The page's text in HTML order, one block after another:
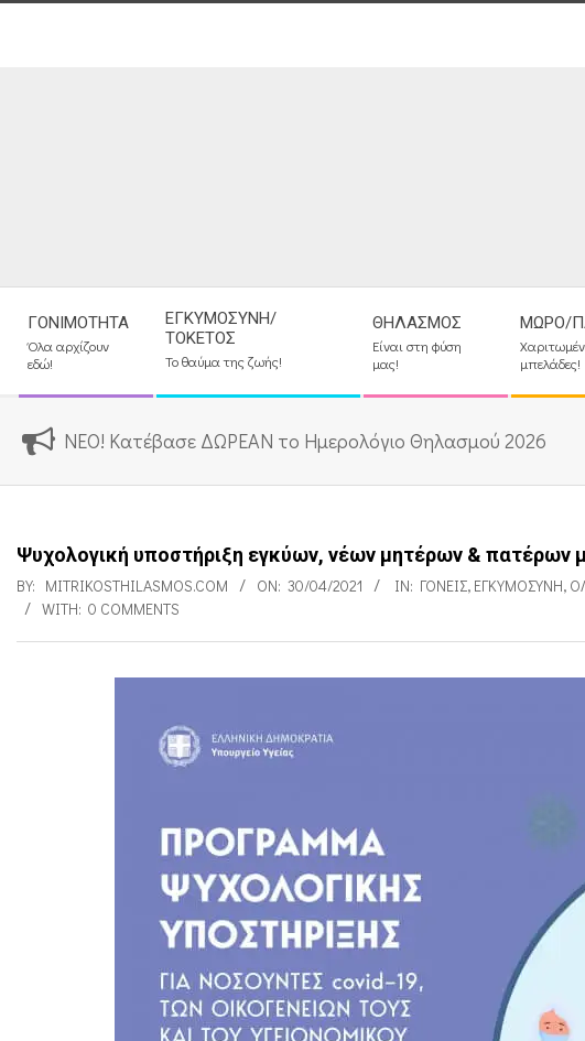
Navigation
Menu
ΓΟΝΙΜΌΤΗΤΑ
Όλα αρχίζουν
εδώ!
ΕΓΚΥΜΟΣΎΝΗ/
ΤΟΚΕΤΌΣ
Το θαύμα της ζωής!
ΘΗΛΑΣΜΌΣ
Είναι στη φύση
μας!
ΜΩΡΌ/
μπελάδες!
ΝΕΟ! Κατέβασε ΔΩΡΕΑΝ το Ημερολόγιο Θηλασμού 2026
Ψυχολογική υποστήριξη εγκύων, νέων μητέρων & πατέρων
BY: MITRIKOSTHILASMOS.COM ON: 30/04/2021 IN: ΓΟΝΕΊΣ, ΕΓΚΥΜΟΣΎΝΗ,
WITH: 0 COMMENTS